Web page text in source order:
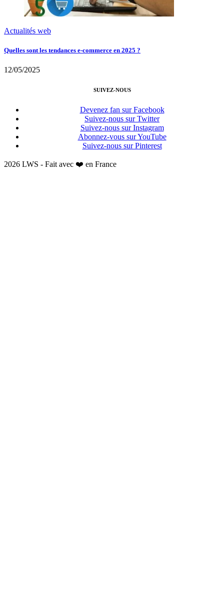
Actualités web
Quelles sont les tendances e-commerce en 2025 ?
12/05/2025
SUIVEZ-NOUS
Devenez fan sur Facebook
Suivez-nous sur Twitter
Suivez-nous sur Instagram
Abonnez-vous sur YouTube
Suivez-nous sur Pinterest
2026 LWS - Fait avec ❤️ en France